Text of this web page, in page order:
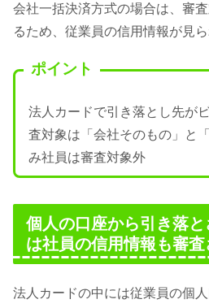
会社一括決済方式の場合は、審
るため、従業員の信用情報が見
ポイント
法人カードで引き落とし先が
査対象は「会社そのもの」と
み社員は審査対象外
個人の口座から引き落
は社員の信用情報も審査
法人カードの中には従業員の個